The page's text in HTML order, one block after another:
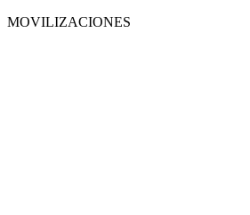
MOVILIZACIONES